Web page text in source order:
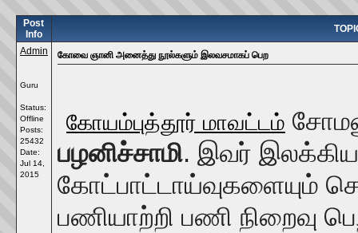
Post
Info
Admin
Guru
Status:
Offline
Posts:
25432
Date:
Jul 14,
2015
கோவை ஞானி அனைத்து நூல்களும் இலவசமாகப் பெற
கோயம்புத்தூர் மாவட்டம்
பழனிச்சாமி. இவர் இலக்கிய
கோட்பாட்டாய்வுகளையும்
பணியாற்றி பணி நிறைவு